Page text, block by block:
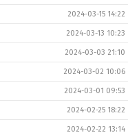
2024-03-15 14:22
2024-03-13 10:23
2024-03-03 21:10
2024-03-02 10:06
2024-03-01 09:53
2024-02-25 18:22
2024-02-22 13:14